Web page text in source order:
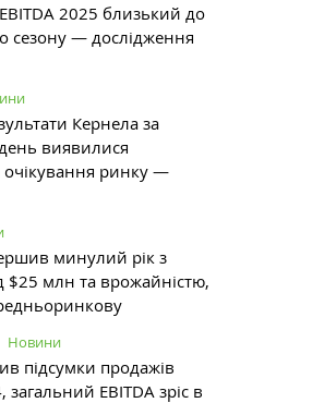
2025 близький до
сезону — дослідження
Кернела за
виявилися
ринку —
минулий рік з
$25 млн та врожайністю,
Новини
підсумки продажів
EBITDA зріс в